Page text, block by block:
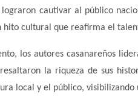
cautivar al público
hito cultural que reafirma el
los autores casanareños
la riqueza de sus
local y el público,